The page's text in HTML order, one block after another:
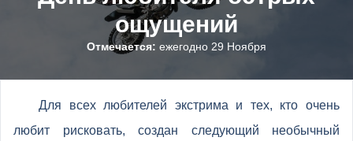
ощущений
Отмечается: ежегодно 29 Ноября
Для всех любителей экстрима и тех, кто очень
любит рисковать, создан следующий необычный